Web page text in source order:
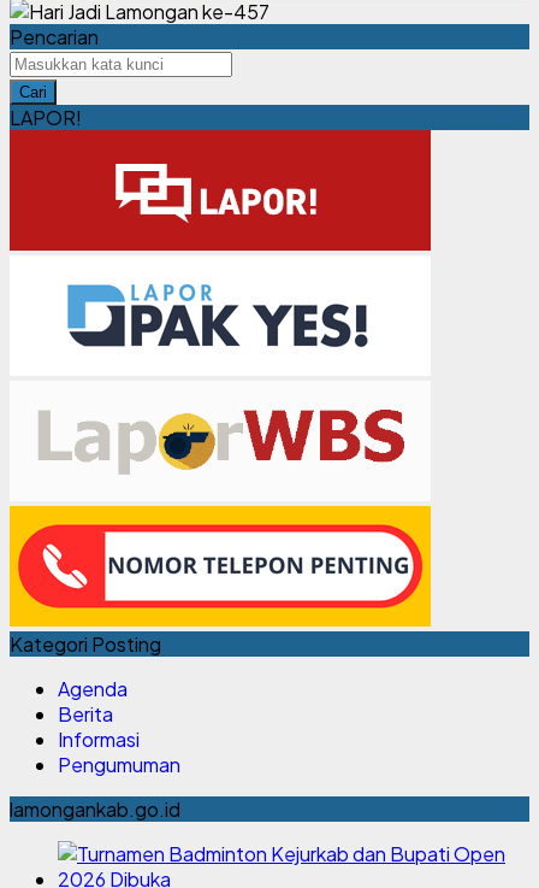
Pencarian
Cari
LAPOR!
Kategori Posting
Agenda
Berita
Informasi
Pengumuman
lamongankab.go.id